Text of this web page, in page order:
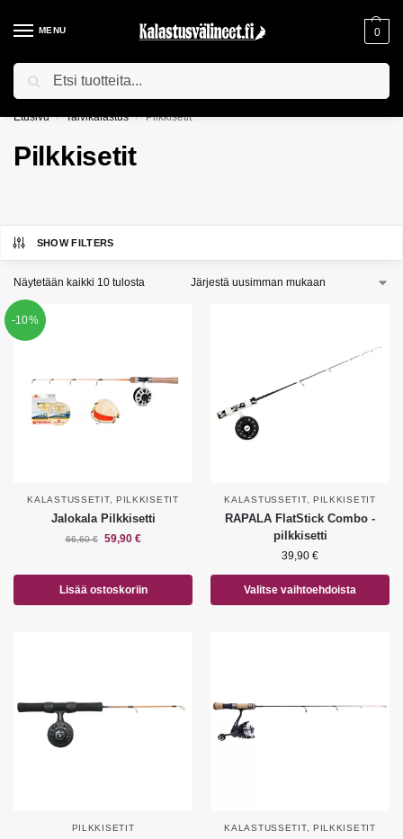
MENU 0
ILMAINEN TOIMITUS YLI 75€ TILAUKSILLE!
Etusivu / Talvikalastus / Pilkkisetit
Pilkkisetit
SHOW FILTERS
Näytetään kaikki 10 tulosta
-10%
KALASTUSSETIT, PILKKISETIT
Jalokala Pilkkisetti
66,60€ 59,90 €
Lisää ostoskoriin
KALASTUSSETIT, PILKKISETIT
RAPALA FlatStick Combo -
pilkkisetti
39,90 €
Valitse vaihtoehdoista
PILKKISETIT KALASTUSSETIT, PILKKISETIT